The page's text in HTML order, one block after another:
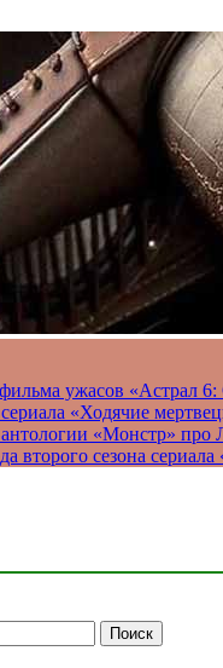
ужасов «Астрал
«Ходячие
«Монстр»
второго сезона